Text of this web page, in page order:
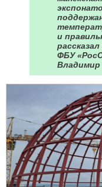
и
ФБУ